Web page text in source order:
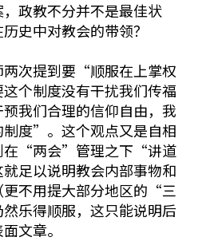
政教不分并不是最佳状
史中对教会的带领？
两次提到要“顺服在上掌权
个制度没有干扰我们传福
我们合理的信仰自由，我
制度”。这个观点又是自相
在“两会”管理之下“讲道
足以说明教会内部事物和
不用提大部分地区的“三
乐得顺服，这只能说明后
文章。